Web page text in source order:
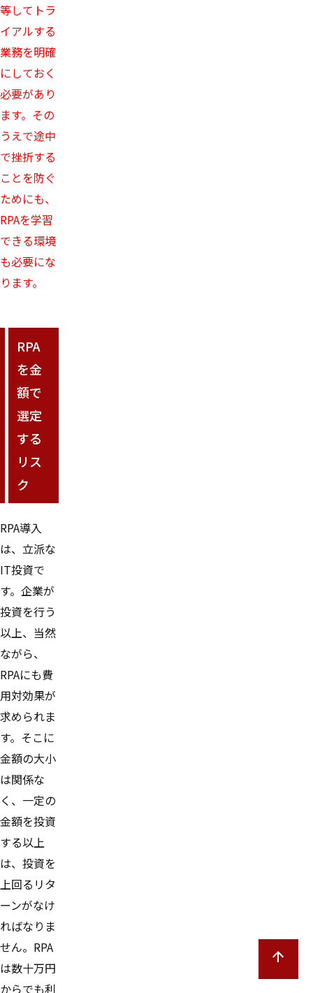
等してトラ
イアルする
業務を明確
にしておく
必要があり
ます。その
うえで途中
で挫折する
ことを防ぐ
ためにも、
RPAを学習
できる環境
も必要にな
ります。
RPA
を金
額で
選定
する
リス
ク
RPA導入
は、立派な
IT投資で
す。企業が
投資を行う
以上、当然
ながら、
RPAにも費
用対効果が
求められま
す。そこに
金額の大小
は関係な
く、一定の
金額を投資
する以上
は、投資を
上回るリタ
ーンがなけ
ればなりま
せん。RPA
は数十万円
からでも利